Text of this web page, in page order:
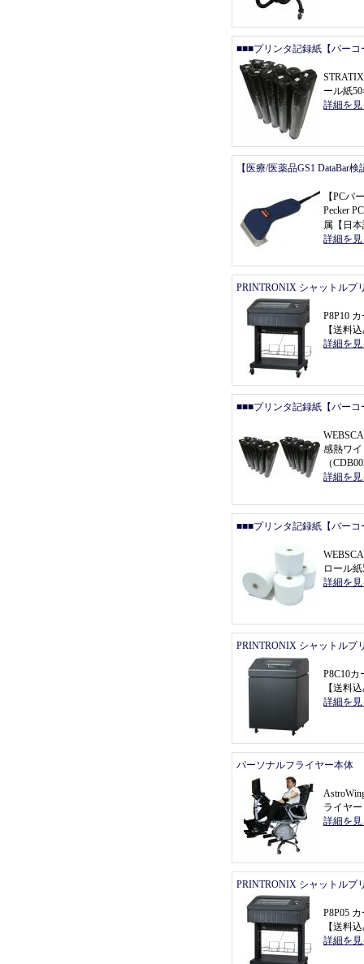
■■■プリンタ記録紙【バー
ール紙
詳細を
【医療/医薬品GS1 DataBar
【PCバ
Pecker
属 【 日
詳細を
PRINTRONIX シャットルプ
P8P10
【送料
詳細を
■■■プリンタ記録紙【バー
感熱ワ
（
詳細を
■■■プリンタ記録紙【バー
ロール
詳細を
PRINTRONIX シャットルプ
P8C10
【送料
詳細を
パーソナルフライヤー本体
ライヤー
詳細を
PRINTRONIX シャットルプ
P8P05
【送料
詳細を